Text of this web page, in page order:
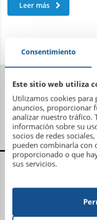
Leer más
Centro
Avenida Metrosidero, S/N
Consentimiento
Este sitio web utiliza
Utilizamos cookies para
anuncios, proporcionar
analizar nuestro tráfico.
información sobre su
socios de redes
pueden combinarla con
proporcionado o que
sus servicios.